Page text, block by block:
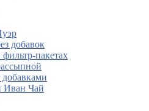
добавок
пакетах
Иван Чай